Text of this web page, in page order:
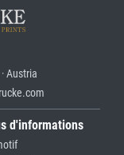
Austria
d'informations